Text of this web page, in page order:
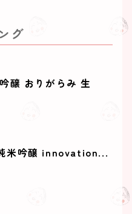
グ
醸 おりがらみ 生
米吟醸 innovation...